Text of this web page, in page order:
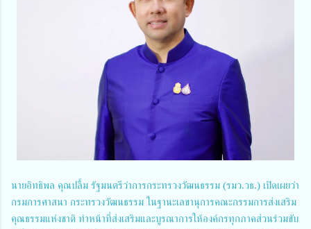
นายอิทธิพล คุณปลื้ม รัฐมนตรีว่าการกระทรวงวัฒนธรรม (รมว.วธ.) เปิดเผยว่า
กรมการศาสนา กระทรวงวัฒนธรรม ในฐานะเลขานุการคณะกรรมการส่งเสริม
คุณธรรมแห่งชาติ ทำหน้าที่ส่งเสริมและบูรณาการให้องค์กรทุกภาคส่วนร่วมขับ